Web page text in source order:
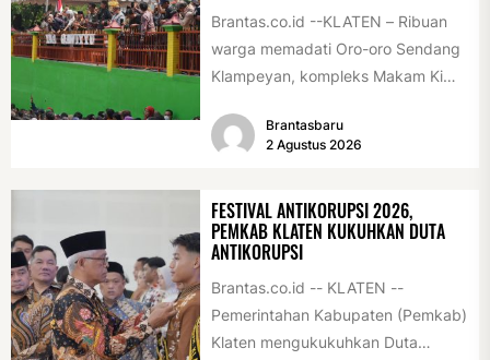
Brantas.co.id --KLATEN – Ribuan
warga memadati Oro-oro Sendang
Klampeyan, kompleks Makam Ki
(31/7/2026) siang. Teriknya sinar...
Brantasbaru
2 Agustus 2026
FESTIVAL ANTIKORUPSI 2026,
PEMKAB KLATEN KUKUHKAN DUTA
ANTIKORUPSI
Brantas.co.id -- KLATEN --
Pemerintahan Kabupaten (Pemkab)
Klaten mengukukuhkan Duta